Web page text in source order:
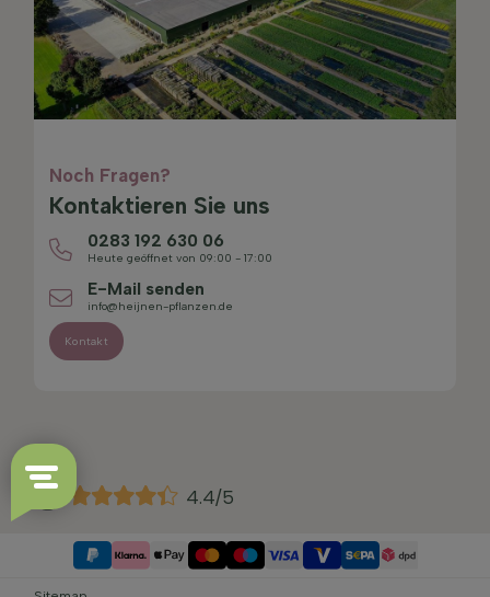
Noch Fragen?
Kontaktieren Sie uns
0283 192 630 06
Heute geöffnet von 09:00 - 17:00
E-Mail senden
info@heijnen-pflanzen.de
Kontakt
4.4/5